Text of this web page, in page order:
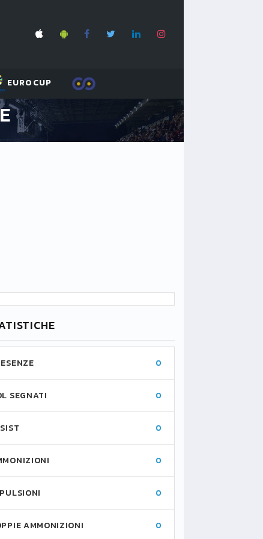
EUROCUP
0
SEGNATI 0
0
0
0
AMMONIZIONI 0